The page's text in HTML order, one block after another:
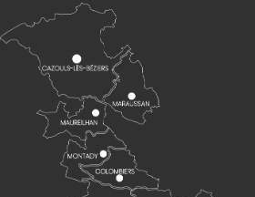
ATELIER CRÉATIF